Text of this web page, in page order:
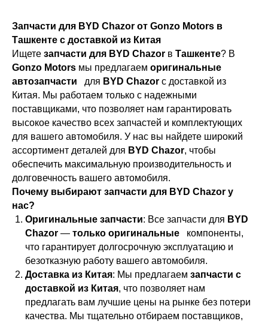
Запчасти для BYD Chazor от Gonzo Motors в
Ташкенте с доставкой из Китая
Ищете запчасти для BYD Chazor в Ташкенте? В
Gonzo Motors мы предлагаем оригинальные
автозапчасти
для BYD Chazor с доставкой из
Китая. Мы работаем только с надежными
поставщиками, что позволяет нам гарантировать
высокое качество всех запчастей и комплектующих
для вашего автомобиля. У нас вы найдете широкий
ассортимент деталей для BYD Chazor, чтобы
обеспечить максимальную производительность и
долговечность вашего автомобиля.
Почему выбирают запчасти для BYD Chazor у
нас?
Оригинальные запчасти: Все запчасти для BYD
Chazor — только оригинальные
компоненты,
что гарантирует долгосрочную эксплуатацию и
безотказную работу вашего автомобиля.
Доставка из Китая: Мы предлагаем запчасти с
доставкой из Китая, что позволяет нам
предлагать вам лучшие цены на рынке без потери
качества. Мы тщательно отбираем поставщиков,